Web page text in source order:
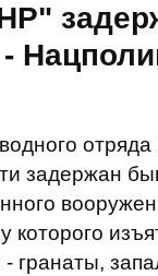
задержан
которого
гранаты,